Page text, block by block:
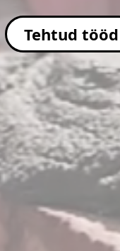
Tehtud tööd